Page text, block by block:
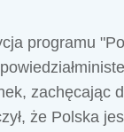
programu
zachęcając
że Polska